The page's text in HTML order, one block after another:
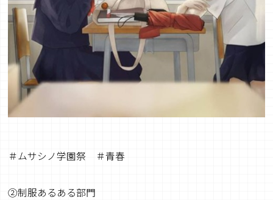
＃ムサシノ学園祭 ＃青春
②制服あるある部門